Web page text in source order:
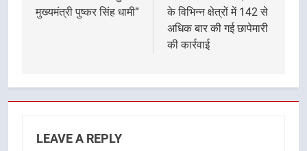
मुख्यमंत्री पुष्कर सिंह धामी”
के विभिन्न क्षेत्रों में 142 से
अधिक बार की गई छापेमारी
की कार्रवाई
LEAVE A REPLY